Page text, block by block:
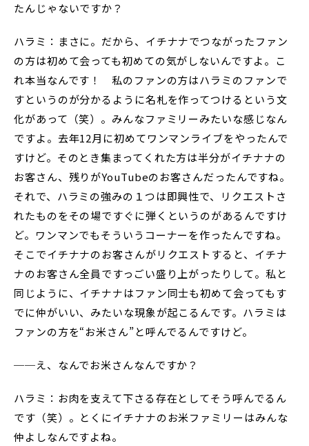
たんじゃないですか？
ハラミ：まさに。だから、イチナナでつながったファン
の方は初めて会っても初めての気がしないんですよ。こ
れ本当なんです！ 私のファンの方はハラミのファンで
すというのが分かるように名札を作ってつけるという文
化があって（笑）。みんなファミリーみたいな感じなん
ですよ。去年12月に初めてワンマンライブをやったんで
すけど。そのとき集まってくれた方は半分がイチナナの
お客さん、残りがYouTubeのお客さんだったんですね。
それで、ハラミの強みの１つは即興性で、リクエストさ
れたものをその場ですぐに弾くというのがあるんですけ
ど。ワンマンでもそういうコーナーを作ったんですね。
そこでイチナナのお客さんがリクエストすると、イチナ
ナのお客さん全員ですっごい盛り上がったりして。私と
同じように、イチナナはファン同士も初めて会ってもす
でに仲がいい、みたいな現象が起こるんです。ハラミは
ファンの方を“お米さん”と呼んでるんですけど。
──え、なんでお米さんなんですか？
ハラミ：お肉を支えて下さる存在としてそう呼んでるん
です（笑）。とくにイチナナのお米ファミリーはみんな
仲よしなんですよね。